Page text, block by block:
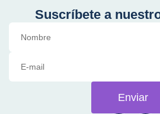
Suscríbete a
Enviar